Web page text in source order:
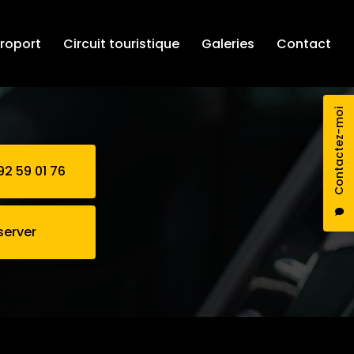
Contactez-moi
Circuit touristique Galeries Contact
59 01 76